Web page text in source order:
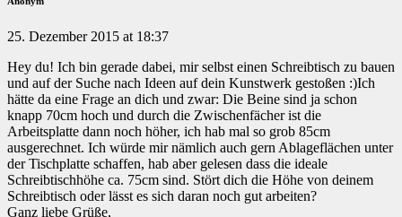
25. Dezember 2015 at 18:37
Hey du! Ich bin gerade dabei, mir selbst einen Schreibtisch zu bauen
und auf der Suche nach Ideen auf dein Kunstwerk gestoßen :)Ich
hätte da eine Frage an dich und zwar: Die Beine sind ja schon
knapp 70cm hoch und durch die Zwischenfächer ist die
Arbeitsplatte dann noch höher, ich hab mal so grob 85cm
ausgerechnet. Ich würde mir nämlich auch gern Ablageflächen unter
der Tischplatte schaffen, hab aber gelesen dass die ideale
Schreibtischhöhe ca. 75cm sind. Stört dich die Höhe von deinem
Schreibtisch oder lässt es sich daran noch gut arbeiten?
Ganz liebe Grüße,